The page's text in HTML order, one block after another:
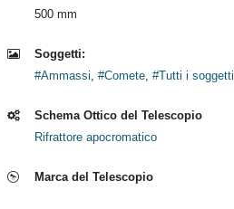
500 mm
Soggetti:
#Ammassi, #Comete, #Tutti i soggetti
Schema Ottico del Telescopio
Rifrattore apocromatico
Marca del Telescopio